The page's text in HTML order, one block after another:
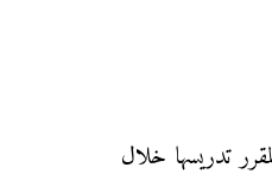
تدريسها خلال